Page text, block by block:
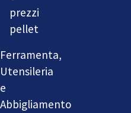
prezzi
pellet
Ferramenta,
Utensileria
e
Abbigliamento